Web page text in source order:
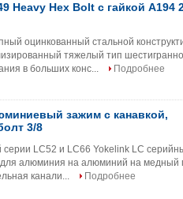
Heavy Hex Bolt с гайкой A194
оцинкованный стальной
тяжелый тип
в больших конс...
Подробнее
зажим с канавкой,
3/8
LC52 и LC66 Yokelink LC
для алюминия на алюминий на медный
канали...
Подробнее